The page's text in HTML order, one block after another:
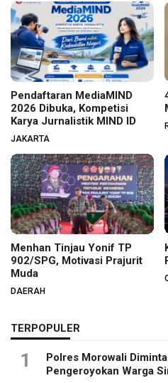
Pendaftaran MediaMIND
2026 Dibuka, Kompetisi
Karya Jurnalistik MIND ID
JAKARTA
Menhan Tinjau Yonif TP
902/SPG, Motivasi Prajurit
Muda
DAERAH
TERPOPULER
1
Polres Morowali
Pengeroyokan Warga